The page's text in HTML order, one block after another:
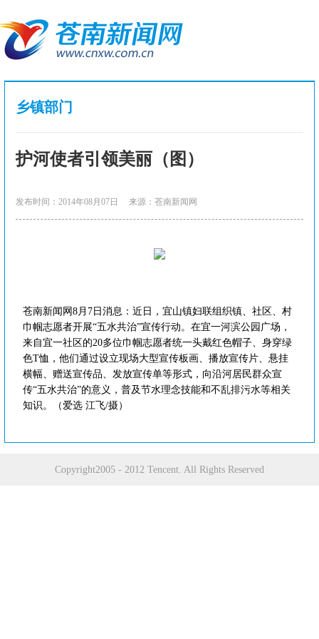
乡镇部门
护河使者引领美丽（图）
发布时间：2014年08月07日 来源：苍南新闻网
苍南新闻网8月7日消息：近日，宜山镇妇联组织镇、社区、村
巾帼志愿者开展“五水共治”宣传行动。在宜一河滨公园广场，
来自宜一社区的20多位巾帼志愿者统一头戴红色帽子、身穿绿
色T恤，他们通过设立现场大型宣传板画、播放宣传片、悬挂
横幅、赠送宣传品、发放宣传单等形式，向沿河居民群众宣
传“五水共治”的意义，普及节水理念技能和不乱排污水等相关
知识。（爱选 江飞/摄）
Copyright2005 - 2012 Tencent. All Rights Reserved